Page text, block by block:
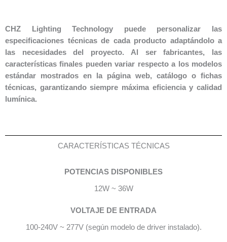
CHZ Lighting Technology puede personalizar las
especificaciones técnicas de cada producto adaptándolo a
las necesidades del proyecto. Al ser fabricantes, las
características finales pueden variar respecto a los modelos
estándar mostrados en la página web, catálogo o fichas
técnicas, garantizando siempre máxima eficiencia y calidad
lumínica.
CARACTERÍSTICAS TÉCNICAS
POTENCIAS DISPONIBLES
12W ~ 36W
VOLTAJE DE ENTRADA
100-240V ~ 277V (según modelo de driver instalado).